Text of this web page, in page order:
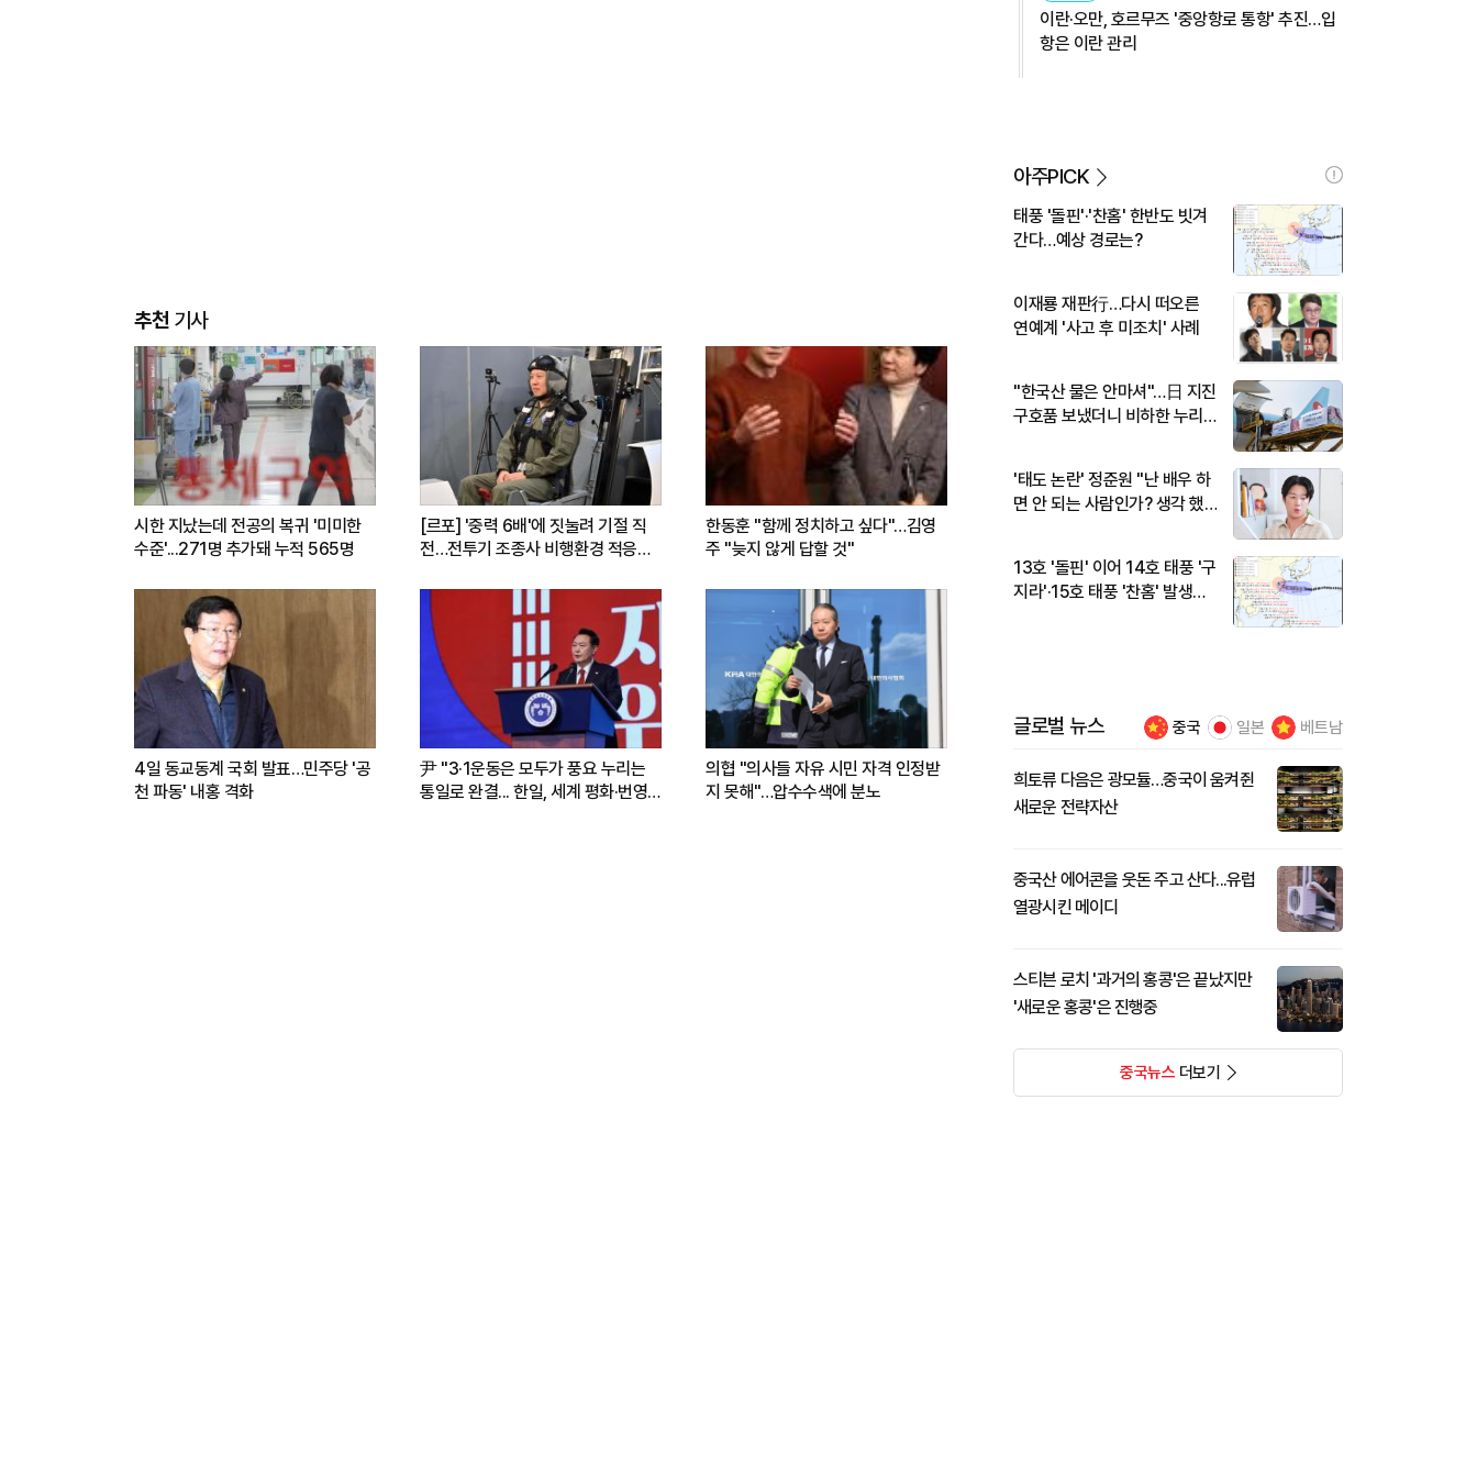
추천기사
시한 지났는데 전공의 복귀 '미미한
수준'...271명 추가돼 누적 565명
[르포] '중력 6배'에 짓눌려 기절 직
전…전투기 조종사 비행환경 적응훈
한동훈 "함께 정치하고 싶다"…김영
주 "늦지 않게 답할 것"
4일 동교동계 국회 발표…민주당 '공
천 파동' 내홍 격화
尹 "3·1운동은 모두가 풍요 누리는
통일로 완결... 한일, 세계 평화·번영
의협 "의사들 자유 시민 자격 인정받
지 못해"…압수수색에 분노
이란·오만, 호르무즈 '중앙항로 통항' 추진…입
항은 이란 관리
아주PICK
태풍 '돌핀'·'찬홈' 한반도 빗겨
간다…예상 경로는?
이재룡 재판行…다시 떠오른
연예계 '사고 후 미조치' 사례
"한국산 물은 안마셔"…日 지진
구호품 보냈더니 비하한 누리
'태도 논란' 정준원 "난 배우 하
면 안 되는 사람인가? 생각 했
13호 '돌핀' 이어 14호 태풍 '구
지라'·15호 태풍 '찬홈' 발생…
글로벌 뉴스 중국 일본 베트남
희토류 다음은 광모듈…중국이 움켜쥔
새로운 전략자산
중국산 에어콘을 웃돈 주고 산다...유럽
열광시킨 메이디
스티븐 로치 '과거의 홍콩'은 끝났지만
'새로운 홍콩'은 진행중
중국뉴스더보기